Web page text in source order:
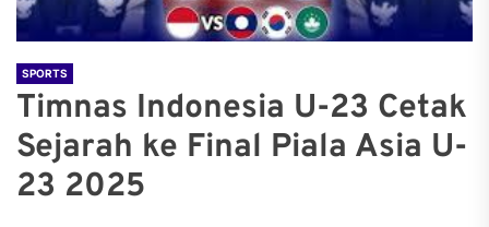
SPORTS
Timnas Indonesia U-23 Cetak
Sejarah ke Final Piala Asia U-
23 2025